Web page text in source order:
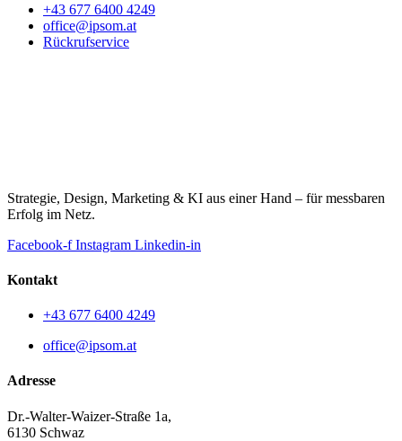
+43 677 6400 4249
office@ipsom.at
Rückrufservice
Strategie, Design, Marketing & KI aus einer Hand – für messbaren
Erfolg im Netz.
Facebook-f Instagram Linkedin-in
Kontakt
+43 677 6400 4249
office@ipsom.at
Adresse
Dr.-Walter-Waizer-Straße 1a,
6130 Schwaz